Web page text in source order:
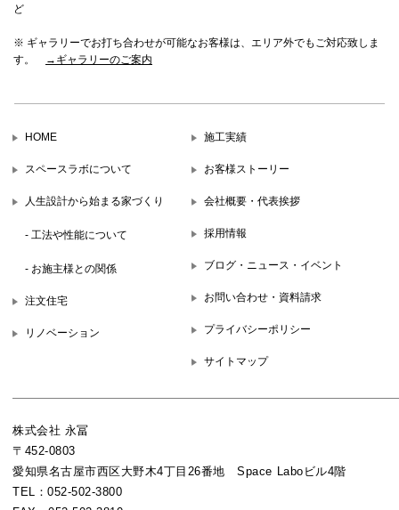
ど
※ ギャラリーでお打ち合わせが可能なお客様は、エリア外でもご対応致しま
す。
→ギャラリーのご案内
HOME
スペースラボについて
人生設計から始まる家づくり
- 工法や性能について
- お施主様との関係
注文住宅
リノベーション
施工実績
お客様ストーリー
会社概要・代表挨拶
採用情報
ブログ・ニュース・イベント
お問い合わせ・資料請求
プライバシーポリシー
サイトマップ
株式会社 永冨
〒452-0803
愛知県名古屋市西区大野木4丁目26番地 Space Laboビル4階
TEL：052-502-3800